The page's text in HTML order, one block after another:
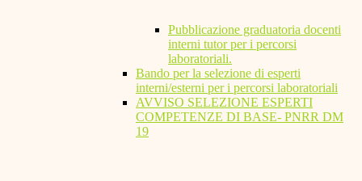
Pubblicazione graduatoria docenti
interni tutor per i percorsi
laboratoriali.
Bando per la selezione di esperti
interni/esterni per i percorsi laboratoriali
AVVISO SELEZIONE ESPERTI
COMPETENZE DI BASE- PNRR DM
19